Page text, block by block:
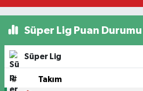
Süper Lig Puan Durumu
Süper Lig
# Takım